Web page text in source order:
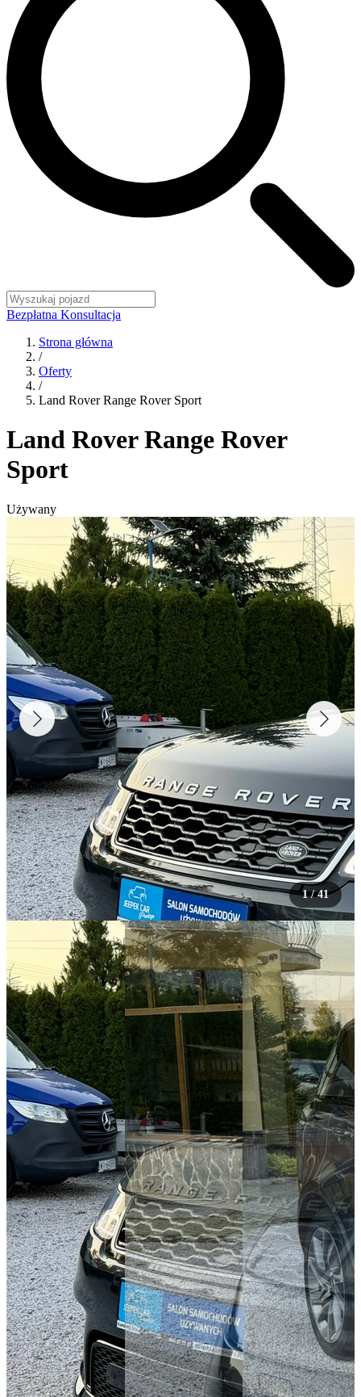
Bezpłatna Konsultacja
Strona główna
/
Oferty
/
Land Rover Range Rover Sport
Land Rover Range Rover
Sport
Używany
1/41